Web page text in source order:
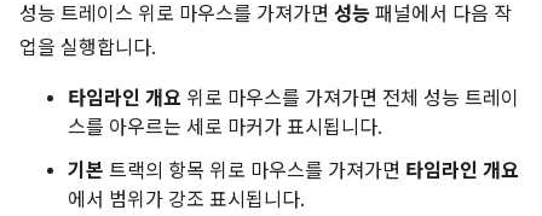
성능 트레이스 위로 마우스를 가져가면 성능 패널에서 다음 작
업을 실행합니다.
타임라인 개요 위로 마우스를 가져가면 전체 성능 트레이
스를 아우르는 세로 마커가 표시됩니다.
기본 트랙의 항목 위로 마우스를 가져가면 타임라인 개요
에서 범위가 강조 표시됩니다.